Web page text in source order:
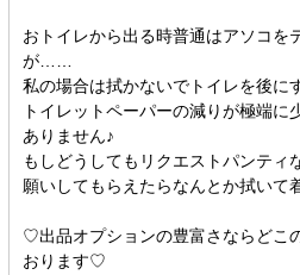
おトイレから出る時普通はアソコを
が……
私の場合は拭かないでトイレを後に
トイレットペーパーの減りが極端に
ありません♪
もしどうしてもリクエストパンティ
願いしてもらえたらなんとか拭いて
♡出品オプションの豊富さならどこ
おります♡